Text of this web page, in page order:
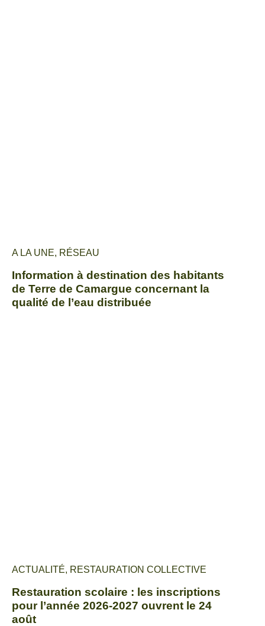
A LA UNE, RÉSEAU
Information à destination des habitants
de Terre de Camargue concernant la
qualité de l’eau distribuée
ACTUALITÉ, RESTAURATION COLLECTIVE
Restauration scolaire : les inscriptions
pour l’année 2026-2027 ouvrent le 24
août